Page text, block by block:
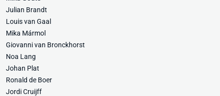
Julian Brandt
Louis van Gaal
Mika Mármol
Giovanni van Bronckhorst
Noa Lang
Johan Plat
Ronald de Boer
Jordi Cruijff